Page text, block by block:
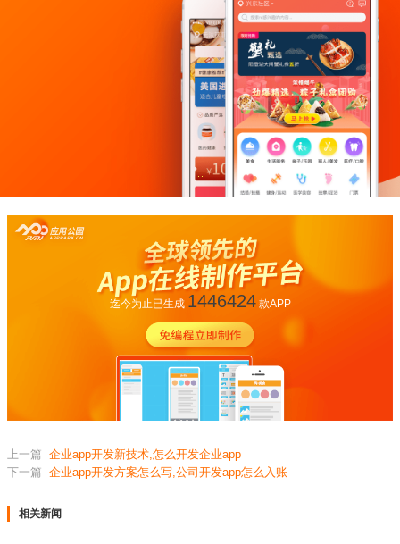
迄今为止已生成 1446424款APP
上一篇 企业app开发新技术,怎么开发企业app
下一篇 企业app开发方案怎么写,公司开发app怎么入账
相关新闻